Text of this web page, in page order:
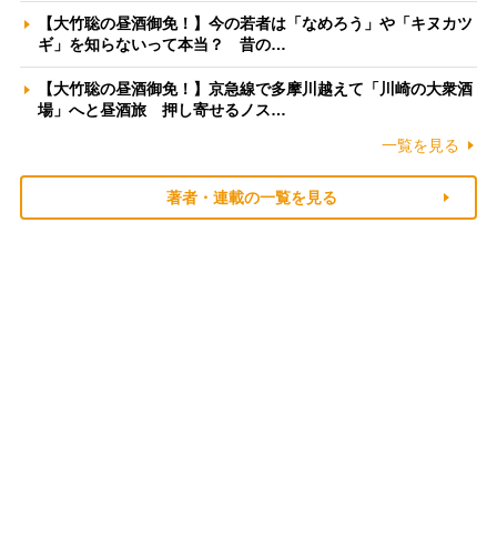
【大竹聡の昼酒御免！】今の若者は「なめろう」や「キヌカツ
ギ」を知らないって本当？ 昔の…
【大竹聡の昼酒御免！】京急線で多摩川越えて「川崎の大衆酒
場」へと昼酒旅 押し寄せるノス…
一覧を見る
著者・連載の一覧を見る